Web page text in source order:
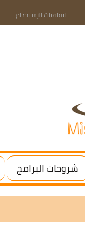
اتفاقيات الإستخدام
شروحات البرامج